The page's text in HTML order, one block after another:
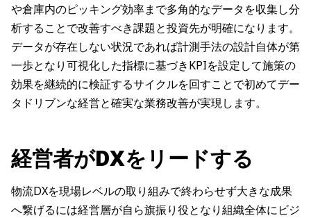
や倉庫内のピッキング効率まで多角的なデータを収集し分
析することで改善すべき課題と投資先が明確になります。
データが存在しない状況であれば計測手法の設計自体が第
一歩となり可視化した指標に基づきKPIを設定して施策の
効果を継続的に検証するサイクルを回すことで初めてデー
タドリブンな経営と確実な業務改善が実現します。
経営者がDXをリードする
物流DXを現場レベルの取り組みで終わらせず大きな成果
へ繋げるには経営層が自ら旗振り役となり組織全体にビジ